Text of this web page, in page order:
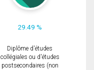
29.49 %
Diplôme d'études
collégiales ou d'études
postsecondaires (non